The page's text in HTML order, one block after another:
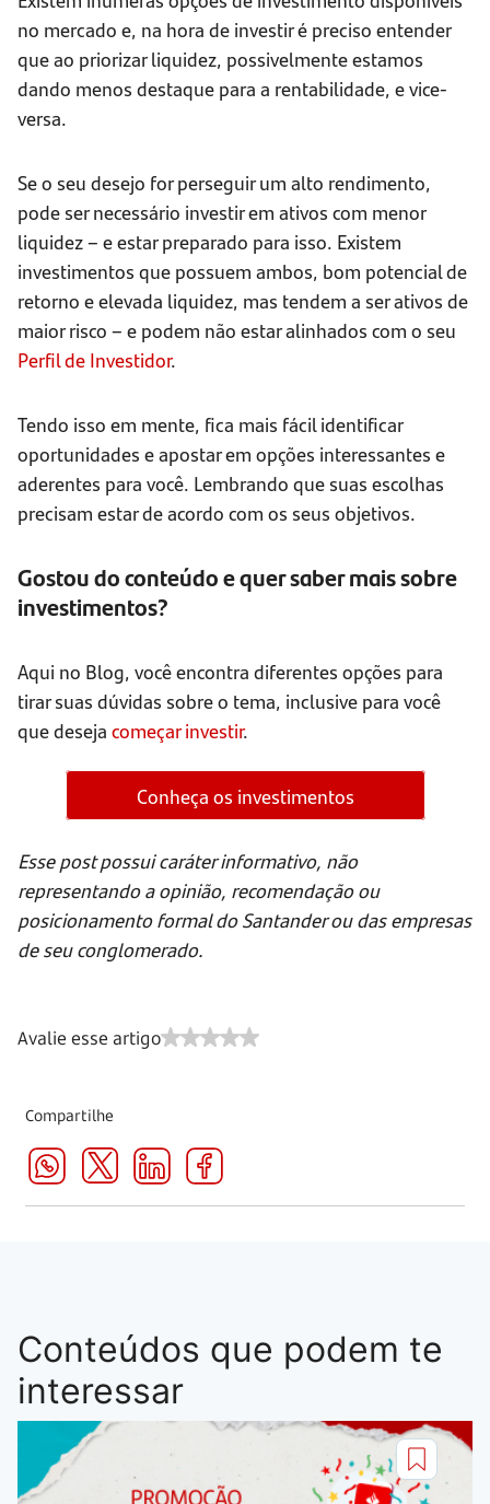
no mercado e, na hora de investir é preciso entender
que ao priorizar liquidez, possivelmente estamos
dando menos destaque para a rentabilidade, e vice-
versa.
Se o seu desejo for perseguir um alto rendimento,
pode ser necessário investir em ativos com menor
liquidez – e estar preparado para isso. Existem
investimentos que possuem ambos, bom potencial de
retorno e elevada liquidez, mas tendem a ser ativos de
maior risco – e podem não estar alinhados com o seu
Perfil de Investidor.
Tendo isso em mente, fica mais fácil identificar
oportunidades e apostar em opções interessantes e
aderentes para você. Lembrando que suas escolhas
precisam estar de acordo com os seus objetivos.
Gostou do conteúdo e quer saber mais sobre
investimentos?
Aqui no Blog, você encontra diferentes opções para
tirar suas dúvidas sobre o tema, inclusive para você
que deseja começar investir.
Conheça os investimentos
Esse post possui caráter informativo, não
representando a opinião, recomendação ou
posicionamento formal do Santander ou das empresas
de seu conglomerado.
Avalie esse artigo
Compartilhe
Conteúdos que podem te
interessar